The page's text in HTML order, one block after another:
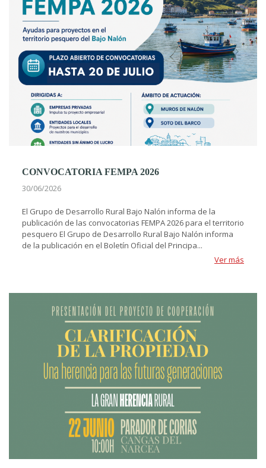
CONVOCATORIA FEMPA 2026
30/06/2026
El Grupo de Desarrollo Rural Bajo Nalón informa de la
publicación de las convocatorias FEMPA 2026 para el territorio
pesquero El Grupo de Desarrollo Rural Bajo Nalón informa
de la publicación en el Boletín Oficial del Principa...
Ver más